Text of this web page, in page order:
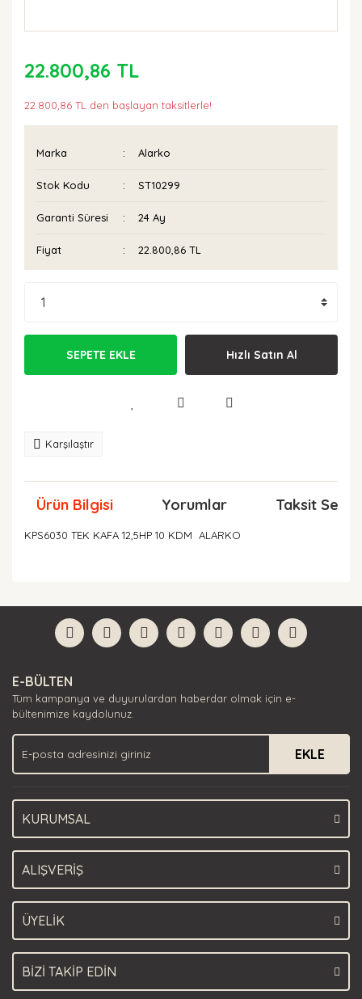
22.800,86 TL
22.800,86 TL den başlayan taksitlerle!
Marka Alarko
Stok Kodu ST10299
Garanti Süresi 24 Ay
Fiyat 22.800,86 TL
SEPETE EKLE Hızlı Satın Al
Karşılaştır
Ürün Bilgisi Yorumlar Taksit
KPS6030 TEK KAFA 12,5HP 10 KDM ALARKO
Yorum Yaz
formunu kullanarak tarafımıza iletebilirsiniz.
Görüş ve önerileriniz için teşekkür ederiz.
Ürün açıklamasında eksik bilgiler bulunuyor.
Ürün bilgilerinde hatalar bulunuyor.
Ürün fiyatı diğer sitelerden daha pahalı.
Bu ürüne benzer farklı alternatifler olmalı.
E-BÜLTEN
Tüm kampanya ve duyurulardan haberdar olmak için e-
bültenimize kaydolunuz.
EKLE
KURUMSAL
ALIŞVERİŞ
ÜYELİK
BİZİ TAKİP EDİN